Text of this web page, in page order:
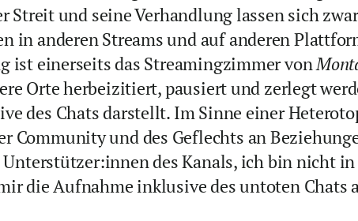
und seine Verhandlung lassen sich
in anderen Streams und auf anderen
ist einerseits das Streamingzimmer von
Orte herbeizitiert, pausiert und zerlegt
des Chats darstellt. Im Sinne einer
Community und des Geflechts an
des Kanals, ich bin nicht
die Aufnahme inklusive des untoten